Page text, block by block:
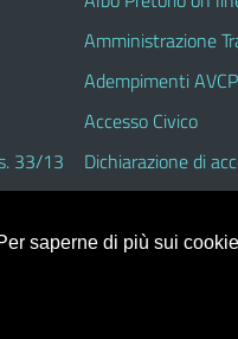
33/13
Amministrazione
Adempimenti
Accesso Civico
Dichiarazione di
saperne di più sui